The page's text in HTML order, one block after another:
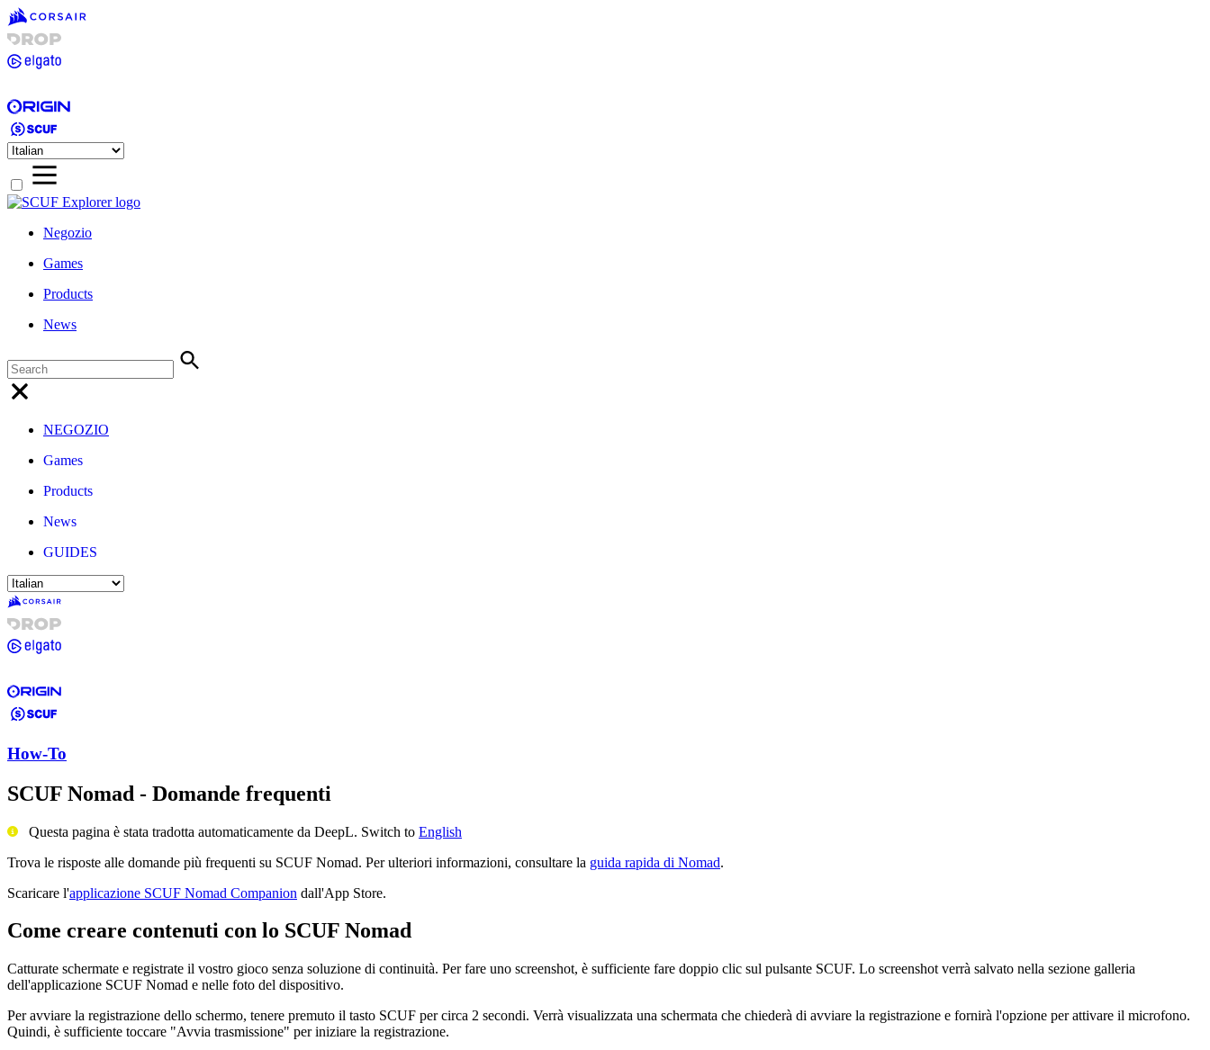
Negozio
Games
Products
News
NEGOZIO
Games
Products
News
GUIDES
How-To
SCUF Nomad - Domande frequenti
Questa pagina è stata tradotta automaticamente da DeepL. Switch to English
Trova le risposte alle domande più frequenti su SCUF Nomad. Per ulteriori informazioni, consultare la guida rapida di Nomad.
Scaricare l'applicazione SCUF Nomad Companion dall'App Store.
Come creare contenuti con lo SCUF Nomad
Catturate schermate e registrate il vostro gioco senza soluzione di continuità. Per fare uno screenshot, è sufficiente fare doppio clic sul pulsante SCUF. Lo screenshot verrà salvato nella sezione galleria
dell'applicazione SCUF Nomad e nelle foto del dispositivo.
Per avviare la registrazione dello schermo, tenere premuto il tasto SCUF per circa 2 secondi. Verrà visualizzata una schermata che chiederà di avviare la registrazione e fornirà l'opzione per attivare il microfono.
Quindi, è sufficiente toccare "Avvia trasmissione" per iniziare la registrazione.